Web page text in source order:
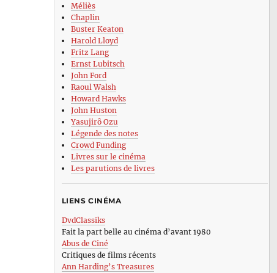
Méliès
Chaplin
Buster Keaton
Harold Lloyd
Fritz Lang
Ernst Lubitsch
John Ford
Raoul Walsh
Howard Hawks
John Huston
Yasujirô Ozu
Légende des notes
Crowd Funding
Livres sur le cinéma
Les parutions de livres
LIENS CINÉMA
DvdClassiks
Fait la part belle au cinéma d’avant 1980
Abus de Ciné
Critiques de films récents
Ann Harding’s Treasures